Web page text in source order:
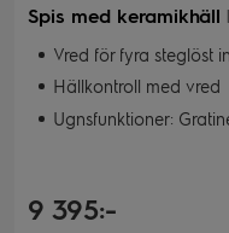
Spis med keramikhäll
Vred för fyra steglöst
Hällkontroll med vred
Ugnsfunktioner: Gratinering, Konventionell/
9 395:-